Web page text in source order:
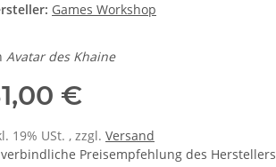
Games Workshop
Avatar des Khaine
€
19% USt. , zzgl. Versand
Preisempfehlung des Herstellers